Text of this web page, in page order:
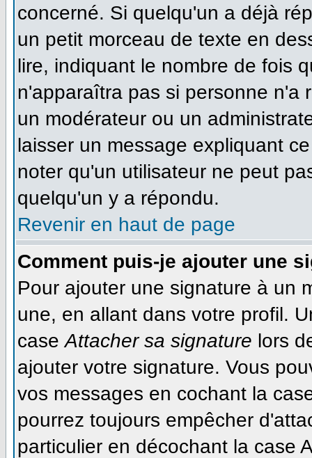
concerné. Si quelqu'un a déjà
un petit morceau de texte en
lire, indiquant le nombre de fois
n'apparaîtra pas si personne n'a
un modérateur ou un
laisser un message expliquant
noter qu'un utilisateur ne peut
quelqu'un y a répondu.
Revenir en haut de page
Comment puis-je ajouter une
Pour ajouter une signature à un
une, en allant dans votre profil.
caseAttacher sa signature lors
ajouter votre signature. Vous
vos messages en cochant la
pourrez toujours empêcher
particulier en décochant la case